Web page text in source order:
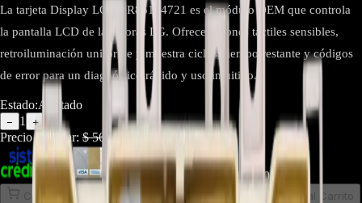
La tarjeta Display LG EBR85194721 es el módulo OEM que controla
la pantalla LCD de lavadoras LG. Ofrece botones táctiles sensibles,
retroiluminación uniforme y muestra ciclos, tiempo restante y códigos
de error para un diagnóstico rápido y uso intuitivo.
Estado:Agotado
− 1 +
Precio Regular: $564.000
$ 439.900
Comprar en línea Comprar y Recoger
Añadir al Carrito